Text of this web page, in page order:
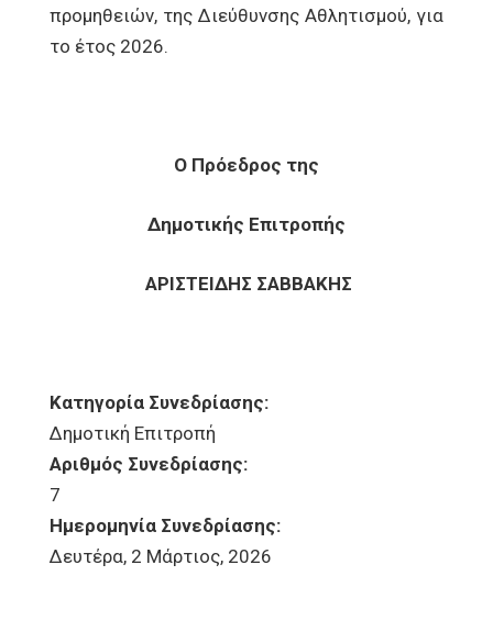
προμηθειών, της Διεύθυνσης Αθλητισμού, για
το έτος 2026.
Ο Πρόεδρος της
Δημοτικής Επιτροπής
ΑΡΙΣΤΕΙΔΗΣ ΣΑΒΒΑΚΗΣ
Κατηγορία Συνεδρίασης:
Δημοτική Επιτροπή
Αριθμός Συνεδρίασης:
7
Ημερομηνία Συνεδρίασης:
Δευτέρα, 2 Μάρτιος, 2026